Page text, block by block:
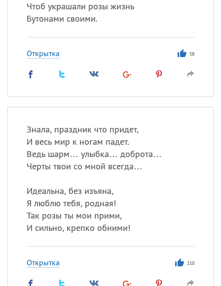
Чтоб украшали розы жизнь
Бутонами своими.
Открытка 58
Знала, праздник что придет,
И весь мир к ногам падет.
Ведь шарм… улыбка… доброта…
Черты твои со мной всегда…
Идеальна, без изъяна,
Я люблю тебя, родная!
Так розы ты мои прими,
И сильно, крепко обними!
Открытка 210